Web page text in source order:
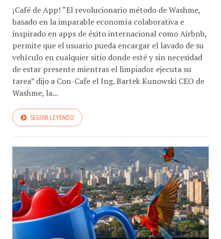
¡Café de App! “El revolucionario método de Washme,
basado en la imparable economía colaborativa e
inspirado en apps de éxito internacional como Airbnb,
permite que el usuario pueda encargar el lavado de su
vehículo en cualquier sitio donde esté y sin necesidad
de estar presente mientras el limpiador ejecuta su
tarea” dijo a Con-Cafe el Ing. Bartek Kunowski CEO de
Washme, la...
SEGUIR LEYENDO